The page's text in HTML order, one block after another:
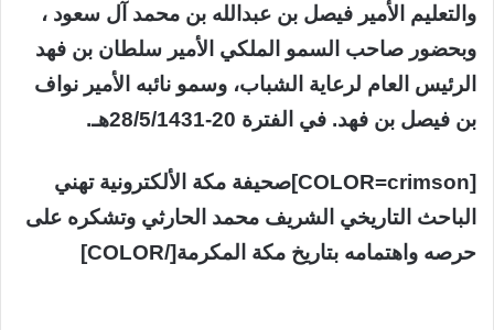
والتعليم الأمير فيصل بن عبدالله بن محمد آل سعود ،
وبحضور صاحب السمو الملكي الأمير سلطان بن فهد
الرئيس العام لرعاية الشباب، وسمو نائبه الأمير نواف
بن فيصل بن فهد. في الفترة 20-28/5/1431هـ.
[COLOR=crimson]صحيفة مكة الألكترونية تهني
الباحث التاريخي الشريف محمد الحارثي وتشكره على
حرصه واهتمامه بتاريخ مكة المكرمة[/COLOR]